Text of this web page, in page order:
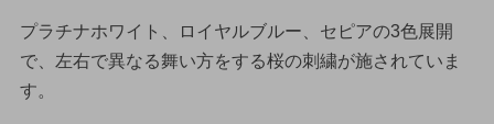
プラチナホワイト、ロイヤルブルー、セピアの3色展開
で、左右で異なる舞い方をする桜の刺繍が施されていま
す。